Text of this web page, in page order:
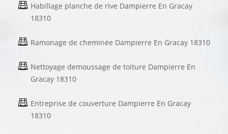
Habillage planche de rive Dampierre En Gracay
18310
Ramonage de cheminée Dampierre En Gracay 18310
Nettoyage demoussage de toiture Dampierre En
Gracay 18310
Entreprise de couverture Dampierre En Gracay
18310